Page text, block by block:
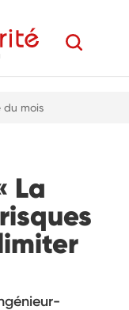
du mois
La